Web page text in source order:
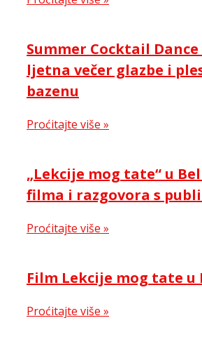
Summer Cocktail Dance
ljetna večer glazbe i
bazenu
Proćitajte više »
„Lekcije mog tate“ u
filma i razgovora s
Proćitajte više »
Film Lekcije mog tate u
Proćitajte više »